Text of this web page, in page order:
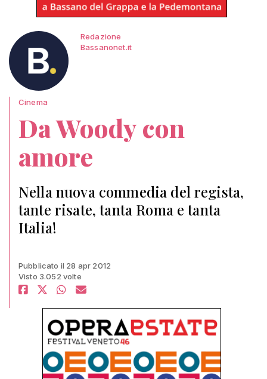
Redazione
Bassanonet.it
Cinema
Da Woody con
amore
Nella nuova commedia del regista,
tante risate, tanta Roma e tanta
Italia!
Pubblicato il 28 apr 2012
Visto 3.052 volte